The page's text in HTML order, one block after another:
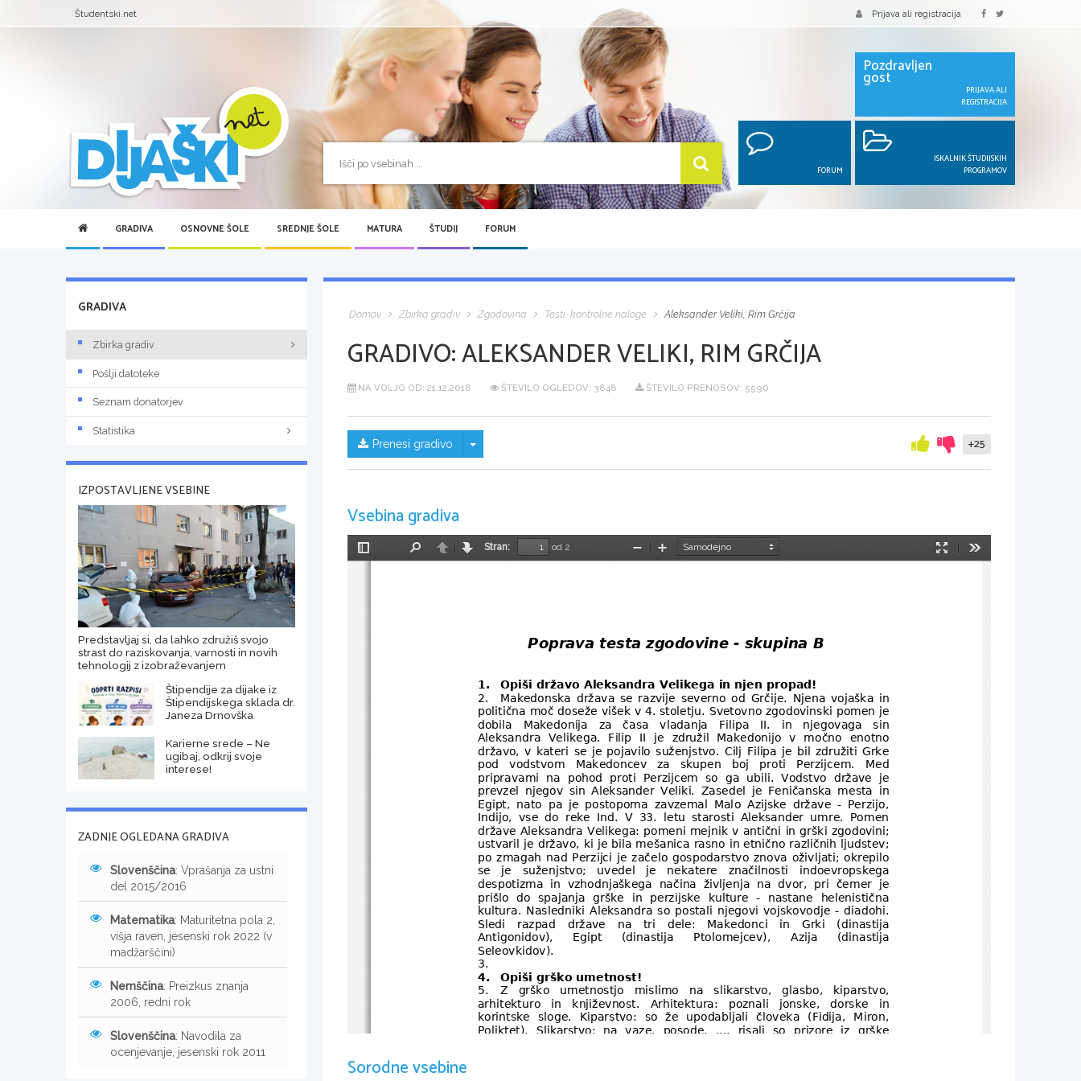
Študentski.net Prijava ali registracija
Pozdravljen
gost
PRIJAVA ALI
REGISTRACIJA
FORUM
ISKALNIK ŠTUDIJSKIH
PROGRAMOV
GRADIVA OSNOVNE ŠOLE SREDNJE ŠOLE MATURA ŠTUDIJ FORUM
Domov Zbirka gradiv Zgodovina Testi, kontrolne naloge Aleksander Veliki, Rim Grčija
GRADIVO:ALEKSANDER VELIKI, RIM GRČIJA
NA VOLJO OD: 21.12.2018 ŠTEVILO OGLEDOV: 3848 ŠTEVILO PRENOSOV: 5590
Prenesi gradivo Skrij/prikaži meni +25
Vsebina gradiva
Preklopi
NazajNaprej
Stran:
od 2
Način
PomanjšajPovečaj
Poprava testa zgodovine - skupina B
1.
Opiši državo Aleksandra Velikega in njen propad!
2.
Makedonska država  se razvije  severno od  Grčije.  Njena  vojaška in
politična moč doseže višek v 4. stoletju. Svetovno zgodovinski pomen je
dobila   Makedonija   za   časa   vladanja   Filipa   II.   in   njegovaga   sin
Aleksandra   Velikega.   Filip   II   je   združil   Makedonijo   v   močno   enotno
državo, v kateri se je pojavilo suženjstvo. Cilj Filipa je bil združiti Grke
pod   vodstvom   Makedoncev   za   skupen   boj   proti   Perzijcem.   Med
pripravami   na   pohod   proti   Perzijcem   so   ga   ubili.   Vodstvo   države   je
prevzel   njegov   sin   Aleksander   Veliki.   Zasedel   je   Feničanska   mesta   in
Egipt,   nato   pa   je   postopoma   zavzemal   Malo   Azijske   države   -   Perzijo,
Indijo,   vse   do   reke   Ind.   V   33.   letu   starosti   Aleksander   umre.   Pomen
države Aleksandra Velikega: pomeni mejnik v antični in grški zgodovini;
ustvaril je državo, ki je bila mešanica rasno in etnično različnih ljudstev;
po zmagah nad Perzijci je začelo gospodarstvo znova oživljati; okrepilo
se   je   suženjstvo;   uvedel   je   nekatere   značilnosti   indoevropskega
despotizma   in   vzhodnjaškega   načina   življenja   na   dvor,   pri   čemer   je
prišlo   do   spajanja   grške   in   perzijske   kulture   -   nastane   helenistična
kultura. Nasledniki Aleksandra so postali njegovi vojskovodje - diadohi.
Sledi   razpad   države   na   tri   dele:   Makedonci   in   Grki   (dinastija
Antigonidov),     Egipt     (dinastija     Ptolomejcev),     Azija     (dinastija
Seleovkidov).
3.
4.
Opiši grško umetnost!
5.
Z   grško   umetnostjo   mislimo   na   slikarstvo,   glasbo,   kiparstvo,
arhitekturo   in   književnost.   Arhitektura:   poznali   jonske,   dorske   in
korintske   sloge.   Kiparstvo:   so   že   upodabljali   človeka   (Fidija,   Miron,
Poliktet).   Slikarstvo:   na   vaze,   posode,   ...,   risali   so   prizore   iz   grške
Sorodne vsebine
GRADIVA
Zbirka gradiv
Pošlji datoteke
Seznam donatorjev
Statistika
IZPOSTAVLJENE VSEBINE
Predstavljaj si, da lahko združiš svojo
strast do raziskovanja, varnosti in novih
tehnologij z izobraževanjem
Štipendije za dijake iz
Štipendijskega sklada dr.
Janeza Drnovška
Karierne srede – Ne
ugibaj, odkrij svoje
interese!
ZADNJE OGLEDANA GRADIVA
Slovenščina: Vprašanja za ustni
del 2015/2016
Matematika: Maturitetna pola 2,
višja raven, jesenski rok 2022 (v
madžarščini)
Nemščina: Preizkus znanja
2006, redni rok
Slovenščina: Navodila za
ocenjevanje, jesenski rok 2011